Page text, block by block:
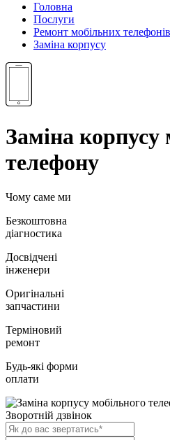
Головна
Послуги
Ремонт мобільних
Заміна корпусу
Заміна корпусу
телефону
Чому саме ми
Безкоштовна
діагностика
Досвідчені
інженери
Оригінальні
запчастини
Терміновий
ремонт
Будь-які форми
оплати
Зворотній дзвінок